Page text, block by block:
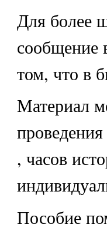
Для более
сообщение
том, что в
Материал
, часов
Пособие